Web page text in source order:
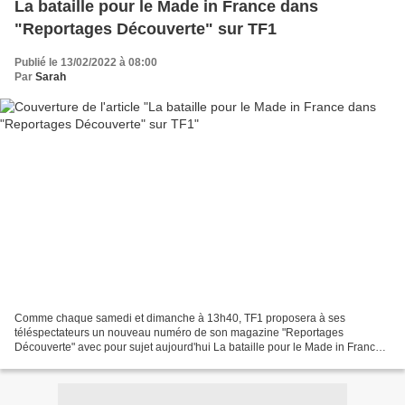
La bataille pour le Made in France dans
"Reportages Découverte" sur TF1
Publié le 13/02/2022 à 08:00
Par Sarah
Comme chaque samedi et dimanche à 13h40, TF1 proposera à ses
téléspectateurs un nouveau numéro de son magazine "Reportages
Découverte" avec pour sujet aujourd'hui La bataille pour le Made in France.